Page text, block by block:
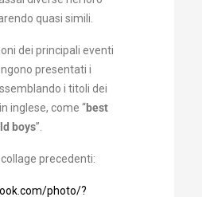
quasi simili.
dei principali eventi
presentati i
i titoli dei
inglese, come “best
boys”.
precedenti:
photo/?